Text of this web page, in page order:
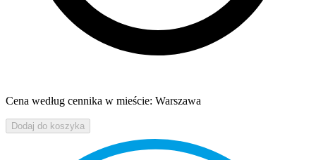
Cena według cennika w mieście: Warszawa
Dodaj do koszyka